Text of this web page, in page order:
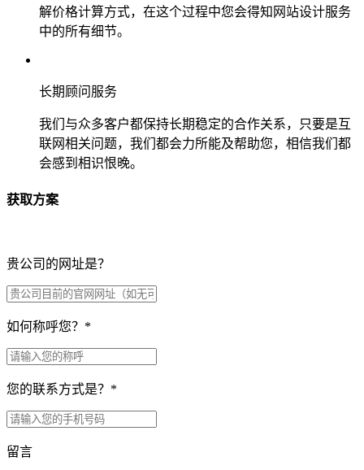
解价格计算方式，在这个过程中您会得知网站设计服务
中的所有细节。
长期顾问服务
我们与众多客户都保持长期稳定的合作关系，只要是互
联网相关问题，我们都会力所能及帮助您，相信我们都
会感到相识恨晚。
获取方案
贵公司的网址是？
如何称呼您？ *
您的联系方式是？ *
留言